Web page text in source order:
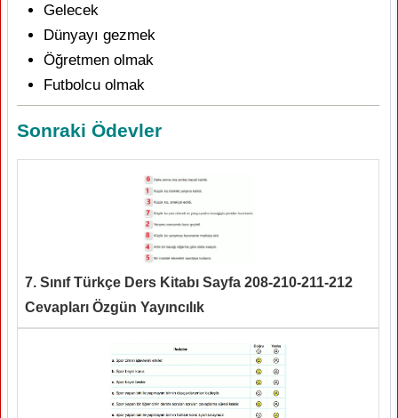
Gelecek
Dünyayı gezmek
Öğretmen olmak
Futbolcu olmak
Sonraki Ödevler
7. Sınıf Türkçe Ders Kitabı Sayfa 208-210-211-212
Cevapları Özgün Yayıncılık